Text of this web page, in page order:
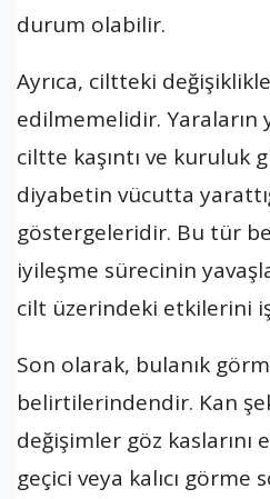
durum olabilir.
Ayrıca, ciltteki
edilmemelidir. Yaraların
ciltte kaşıntı ve kuruluk
diyabetin vücutta
göstergeleridir. Bu tür
iyileşme sürecinin
cilt üzerindeki etkilerini
Son olarak, bulanık
belirtilerindendir. Kan
değişimler göz kaslarını
geçici veya kalıcı görme